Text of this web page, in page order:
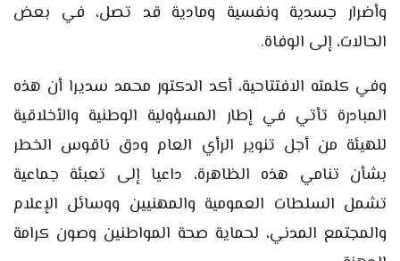
وأضرار جسدية ونفسية ومادية قد تصل، في بعض
الحالات، إلى الوفاة.
وفي كلمته الافتتاحية، أكد الدكتور محمد سديرا أن هذه
المبادرة تأتي في إطار المسؤولية الوطنية والأخلاقية
للهيئة من أجل تنوير الرأي العام ودق ناقوس الخطر
بشأن تنامي هذه الظاهرة، داعيا إلى تعبئة جماعية
تشمل السلطات العمومية والمهنيين ووسائل الإعلام
والمجتمع المدني، لحماية صحة المواطنين وصون كرامة